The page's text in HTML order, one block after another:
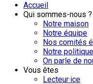
Accueil
Qui sommes-nous ?
Notre maison
Notre équipe
Nos comités
Notre
On parle de
Vous êtes
Lecteur·ice